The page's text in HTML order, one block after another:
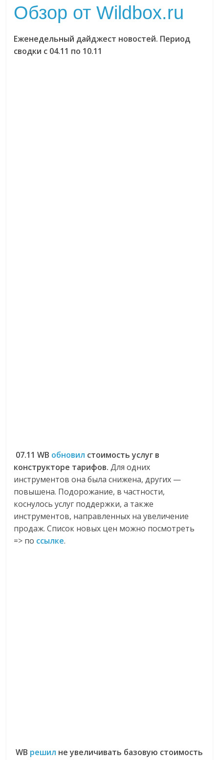
Обзор от Wildbox.ru
Еженедельный дайджест новостей. Период
сводки с 04.11 по 10.11
07.11 WB обновил стоимость услуг в
конструкторе тарифов.Для одних
инструментов она была снижена, других —
повышена. Подорожание, в частности,
коснулось услуг поддержки, а также
инструментов, направленных на увеличение
продаж. Список новых цен можно посмотреть
=> по ссылке.
WB решил не увеличивать базовую стоимость